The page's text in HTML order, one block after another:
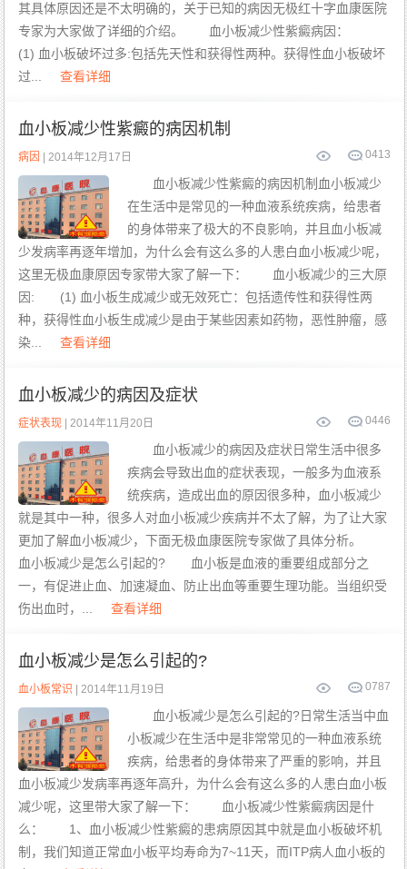
其具体原因还是不太明确的，关于已知的病因无极红十字血康医院
专家为大家做了详细的介绍。 血小板减少性紫癜病因：
(1) 血小板破坏过多:包括先天性和获得性两种。获得性血小板破坏
过...
查看详细
血小板减少性紫癜的病因机制
413
0
病因 | 2014年12月17日
血小板减少性紫癜的病因机制血小板减少
在生活中是常见的一种血液系统疾病，给患者
的身体带来了极大的不良影响，并且血小板减
少发病率再逐年增加，为什么会有这么多的人患白血小板减少呢，
这里无极血康原因专家带大家了解一下： 血小板减少的三大原
因: (1) 血小板生成减少或无效死亡：包括遗传性和获得性两
种，获得性血小板生成减少是由于某些因素如药物，恶性肿瘤，感
染...
查看详细
血小板减少的病因及症状
446
0
症状表现 | 2014年11月20日
血小板减少的病因及症状日常生活中很多
疾病会导致出血的症状表现，一般多为血液系
统疾病，造成出血的原因很多种，血小板减少
就是其中一种，很多人对血小板减少疾病并不太了解，为了让大家
更加了解血小板减少，下面无极血康医院专家做了具体分析。
血小板减少是怎么引起的? 血小板是血液的重要组成部分之
一，有促进止血、加速凝血、防止出血等重要生理功能。当组织受
伤出血时，...
查看详细
血小板减少是怎么引起的?
787
0
血小板常识 | 2014年11月19日
血小板减少是怎么引起的?日常生活当中血
小板减少在生活中是非常常见的一种血液系统
疾病，给患者的身体带来了严重的影响，并且
血小板减少发病率再逐年高升，为什么会有这么多的人患白血小板
减少呢，这里带大家了解一下： 血小板减少性紫癜病因是什
么： 1、血小板减少性紫癜的患病原因其中就是血小板破坏机
制，我们知道正常血小板平均寿命为7~11天，而ITP病人血小板的